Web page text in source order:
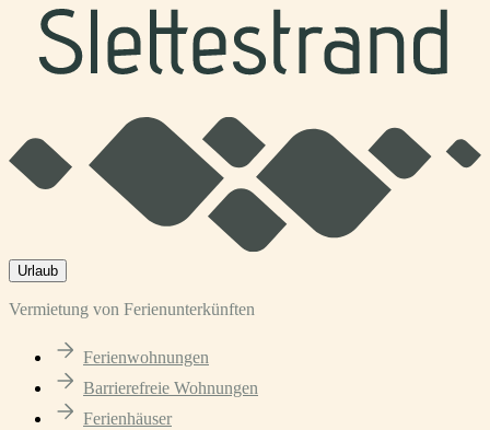
Urlaub
Vermietung von Ferienunterkünften
Ferienwohnungen
Barrierefreie Wohnungen
Ferienhäuser